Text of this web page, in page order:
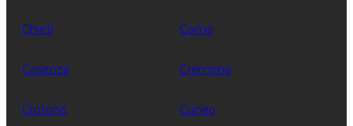
Chieti Como
Cosenza Cremona
Crotone Cuneo